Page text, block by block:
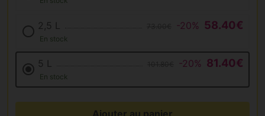
2,5 L -20% 58.40€
En stock
5 L -20% 81.40€
En stock
Ajouter au panier